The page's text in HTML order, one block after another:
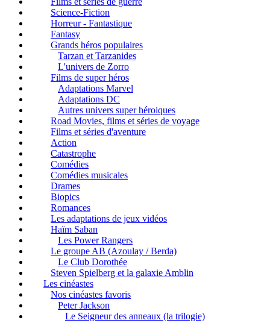
Science-Fiction
Horreur - Fantastique
Fantasy
Grands héros populaires
Tarzan et Tarzanides
L'univers de Zorro
Films de super héros
Adaptations Marvel
Adaptations DC
Autres univers super héroiques
Road Movies, films et séries de voyage
Films et séries d'aventure
Action
Catastrophe
Comédies
Comédies musicales
Drames
Biopics
Romances
Les adaptations de jeux vidéos
Haïm Saban
Les Power Rangers
Le groupe AB (Azoulay / Berda)
Le Club Dorothée
Steven Spielberg et la galaxie Amblin
Les cinéastes
Nos cinéastes favoris
Peter Jackson
Le Seigneur des anneaux (la trilogie)